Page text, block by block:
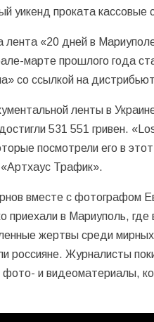
уикенд проката
лента «20 дней в
марте прошлого года
со ссылкой на
ленты в
531 551 гривен.
посмотрели его в
Трафик».
вместе с фотографом
приехали в Мариуполь,
жертвы среди
россияне. Журналисты
фото- и видеоматериалы,